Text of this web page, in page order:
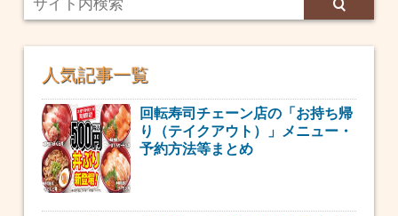
人気記事一覧
回転寿司チェーン店の「お持ち帰
り（テイクアウト）」メニュー・
予約方法等まとめ